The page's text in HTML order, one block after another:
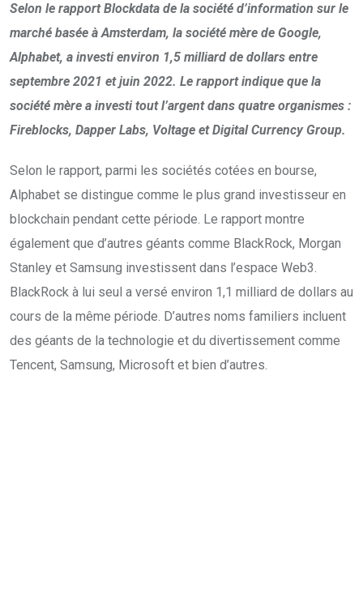
Selon le rapport Blockdata de la société d’information sur le
marché basée à Amsterdam, la société mère de Google,
Alphabet, a investi environ 1,5 milliard de dollars entre
septembre 2021 et juin 2022. Le rapport indique que la
société mère a investi tout l’argent dans quatre organismes :
Fireblocks, Dapper Labs, Voltage et Digital Currency Group.
Selon le rapport, parmi les sociétés cotées en bourse,
Alphabet se distingue comme le plus grand investisseur en
blockchain pendant cette période. Le rapport montre
également que d’autres géants comme BlackRock, Morgan
Stanley et Samsung investissent dans l’espace Web3.
BlackRock à lui seul a versé environ 1,1 milliard de dollars au
cours de la même période. D’autres noms familiers incluent
des géants de la technologie et du divertissement comme
Tencent, Samsung, Microsoft et bien d’autres.